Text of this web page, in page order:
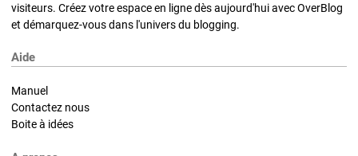
visiteurs. Créez votre espace en ligne dès aujourd'hui avec OverBlog
et démarquez-vous dans l'univers du blogging.
Aide
Manuel
Contactez nous
Boite à idées